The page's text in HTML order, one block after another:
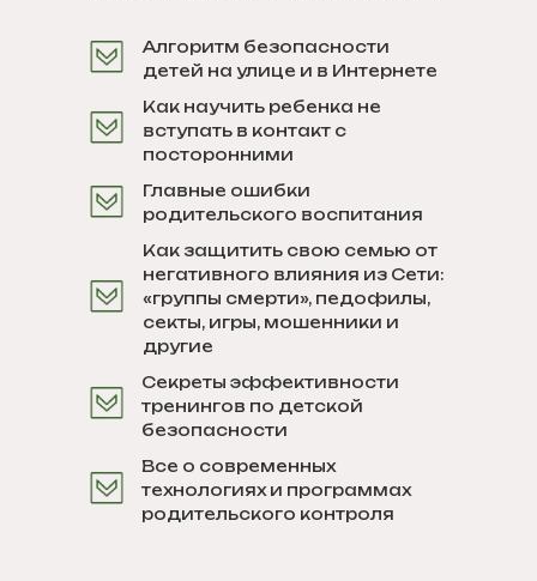
Алгоритм безопасности
детей на улице и в Интернете
Как научить ребенка не
вступать в контакт с
посторонними
Главные ошибки
родительского воспитания
Секреты эффективности
тренингов по детской
безопасности
Все о современных
технологиях и программах
родительского контроля
Как защитить свою семью от
негативного влияния из Сети:
«группы смерти», педофилы,
секты, игры, мошенники и
другие